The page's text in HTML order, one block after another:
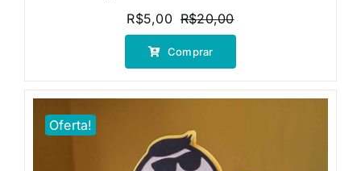
R$20,00O
preço
era:
R$5,00
O
preço
é:
Comprar
Oferta!